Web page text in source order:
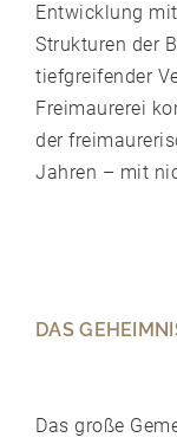
Entwicklung
Strukturen der
tiefgreifender
Freimaurerei
der
Jahren – mit
DAS
Das große